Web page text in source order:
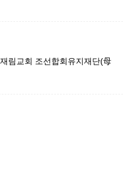
림교회 조선합회유지재단(母